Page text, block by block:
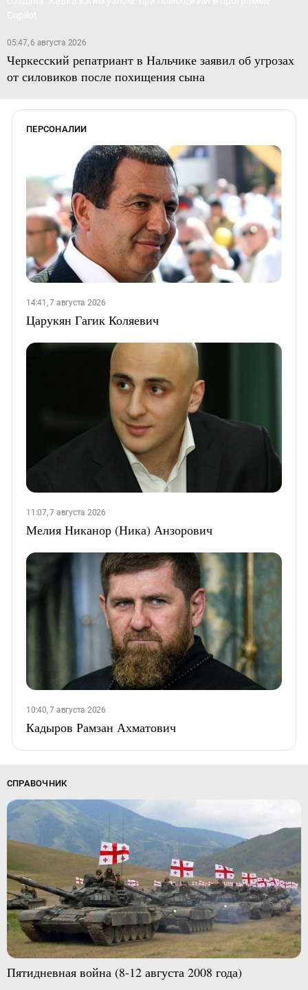
05:47, 6 августа 2026
Черкесский репатриант в Нальчике заявил об угрозах
от силовиков после похищения сына
ПЕРСОНАЛИИ
14:41, 7 августа 2026
Царукян Гагик Коляевич
11:07, 7 августа 2026
Мелия Никанор (Ника) Анзорович
10:40, 7 августа 2026
Кадыров Рамзан Ахматович
СПРАВОЧНИК
Пятидневная война (8-12 августа 2008 года)